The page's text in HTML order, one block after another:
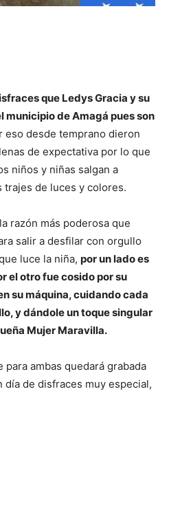
que Ledys Gracia y su
municipio de Amagá pues son
eso desde temprano dieron
de expectativa por lo que
niños y niñas salgan a
trajes de luces y colores.
razón más poderosa que
salir a desfilar con orgullo
luce la niña, por un lado es
el otro fue cosido por su
su máquina, cuidando cada
y dándole un toque singular
Mujer Maravilla.
para ambas quedará grabada
día de disfraces muy especial,